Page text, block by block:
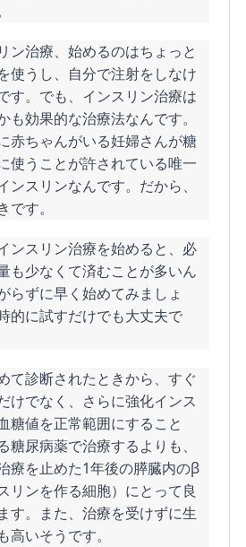
ン治療、始めるのはちょっと
使うし、自分で注射をしなけ
す。でも、インスリン治療は
も効果的な治療法なんです。
赤ちゃんがいる妊婦さんが糖
使うことが許されている唯一
ンスリンなんです。だから、
す。
ンスリン治療を始めると、必
も少なくて済むことが多いん
らずに早く始めてみましょ
的に試すだけでも大丈夫で
て診断されたときから、すぐ
けでなく、さらに強化インス
糖値を正常範囲にすること
糖尿病薬で治療するよりも、
療を止めた1年後の膵臓内のβ
リンを作る細胞）にとって良
す。また、治療を受けずに生
高いそうです。